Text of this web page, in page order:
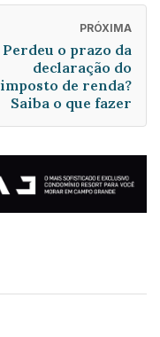
PRÓXIMA
Perdeu o prazo da
declaração do
imposto de renda?
Saiba o que fazer